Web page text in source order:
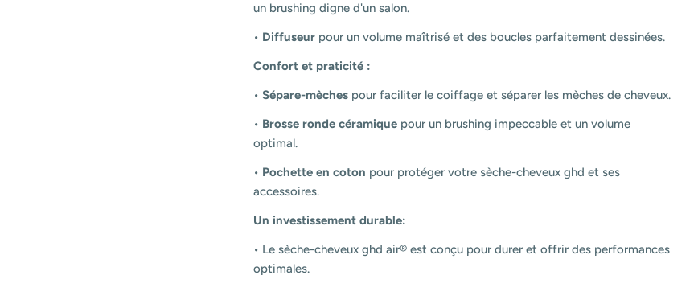
un brushing digne d'un salon.
• Diffuseur pour un volume maîtrisé et des boucles parfaitement dessinées.
Confort et praticité :
• Sépare-mèches pour faciliter le coiffage et séparer les mèches de cheveux.
• Brosse ronde céramique pour un brushing impeccable et un volume
optimal.
• Pochette en coton pour protéger votre sèche-cheveux ghd et ses
accessoires.
Un investissement durable:
• Le sèche-cheveux ghd air® est conçu pour durer et offrir des performances
optimales.